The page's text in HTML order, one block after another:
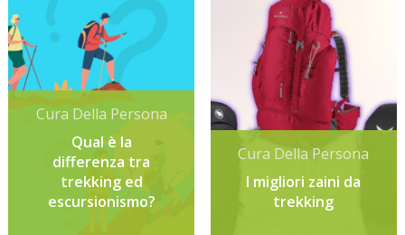
Cura Della Persona
Qual è la
differenza tra
trekking ed
escursionismo?
Cura Della Persona
I migliori zaini da
trekking